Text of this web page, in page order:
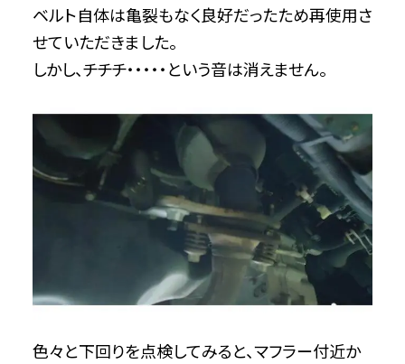
ベルト自体は亀裂もなく良好だったため再使用さ
せていただきました。
しかし、チチチ・・・・・という音は消えません。
色々と下回りを点検してみると、マフラー付近か